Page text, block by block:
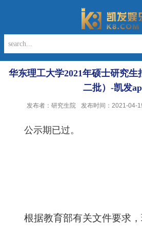
华东理工大学2021年硕士研究
二批）-凯发
发布者：研究生院 发布时间：2021-04-
公示期已过。
根据教育部有关文件要求